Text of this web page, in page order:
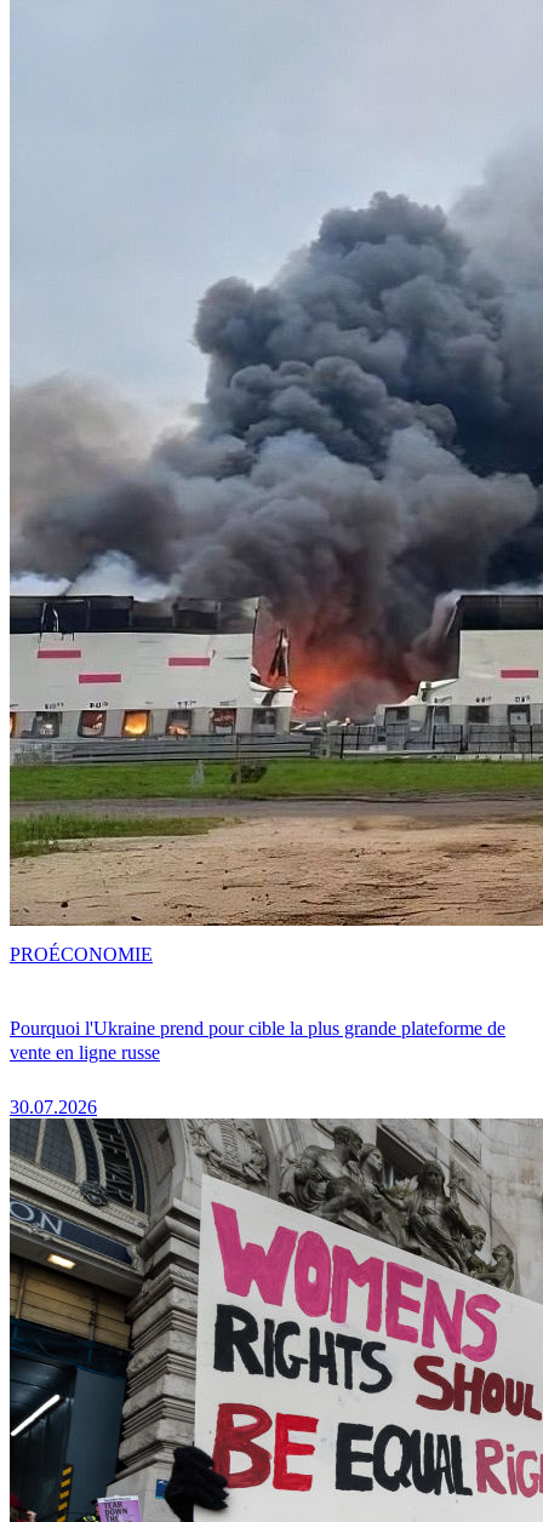
Pourquoi l'Ukraine prend pour cible la plus grande plateforme de
vente en ligne russe
30.07.2026
PROÉCONOMIE